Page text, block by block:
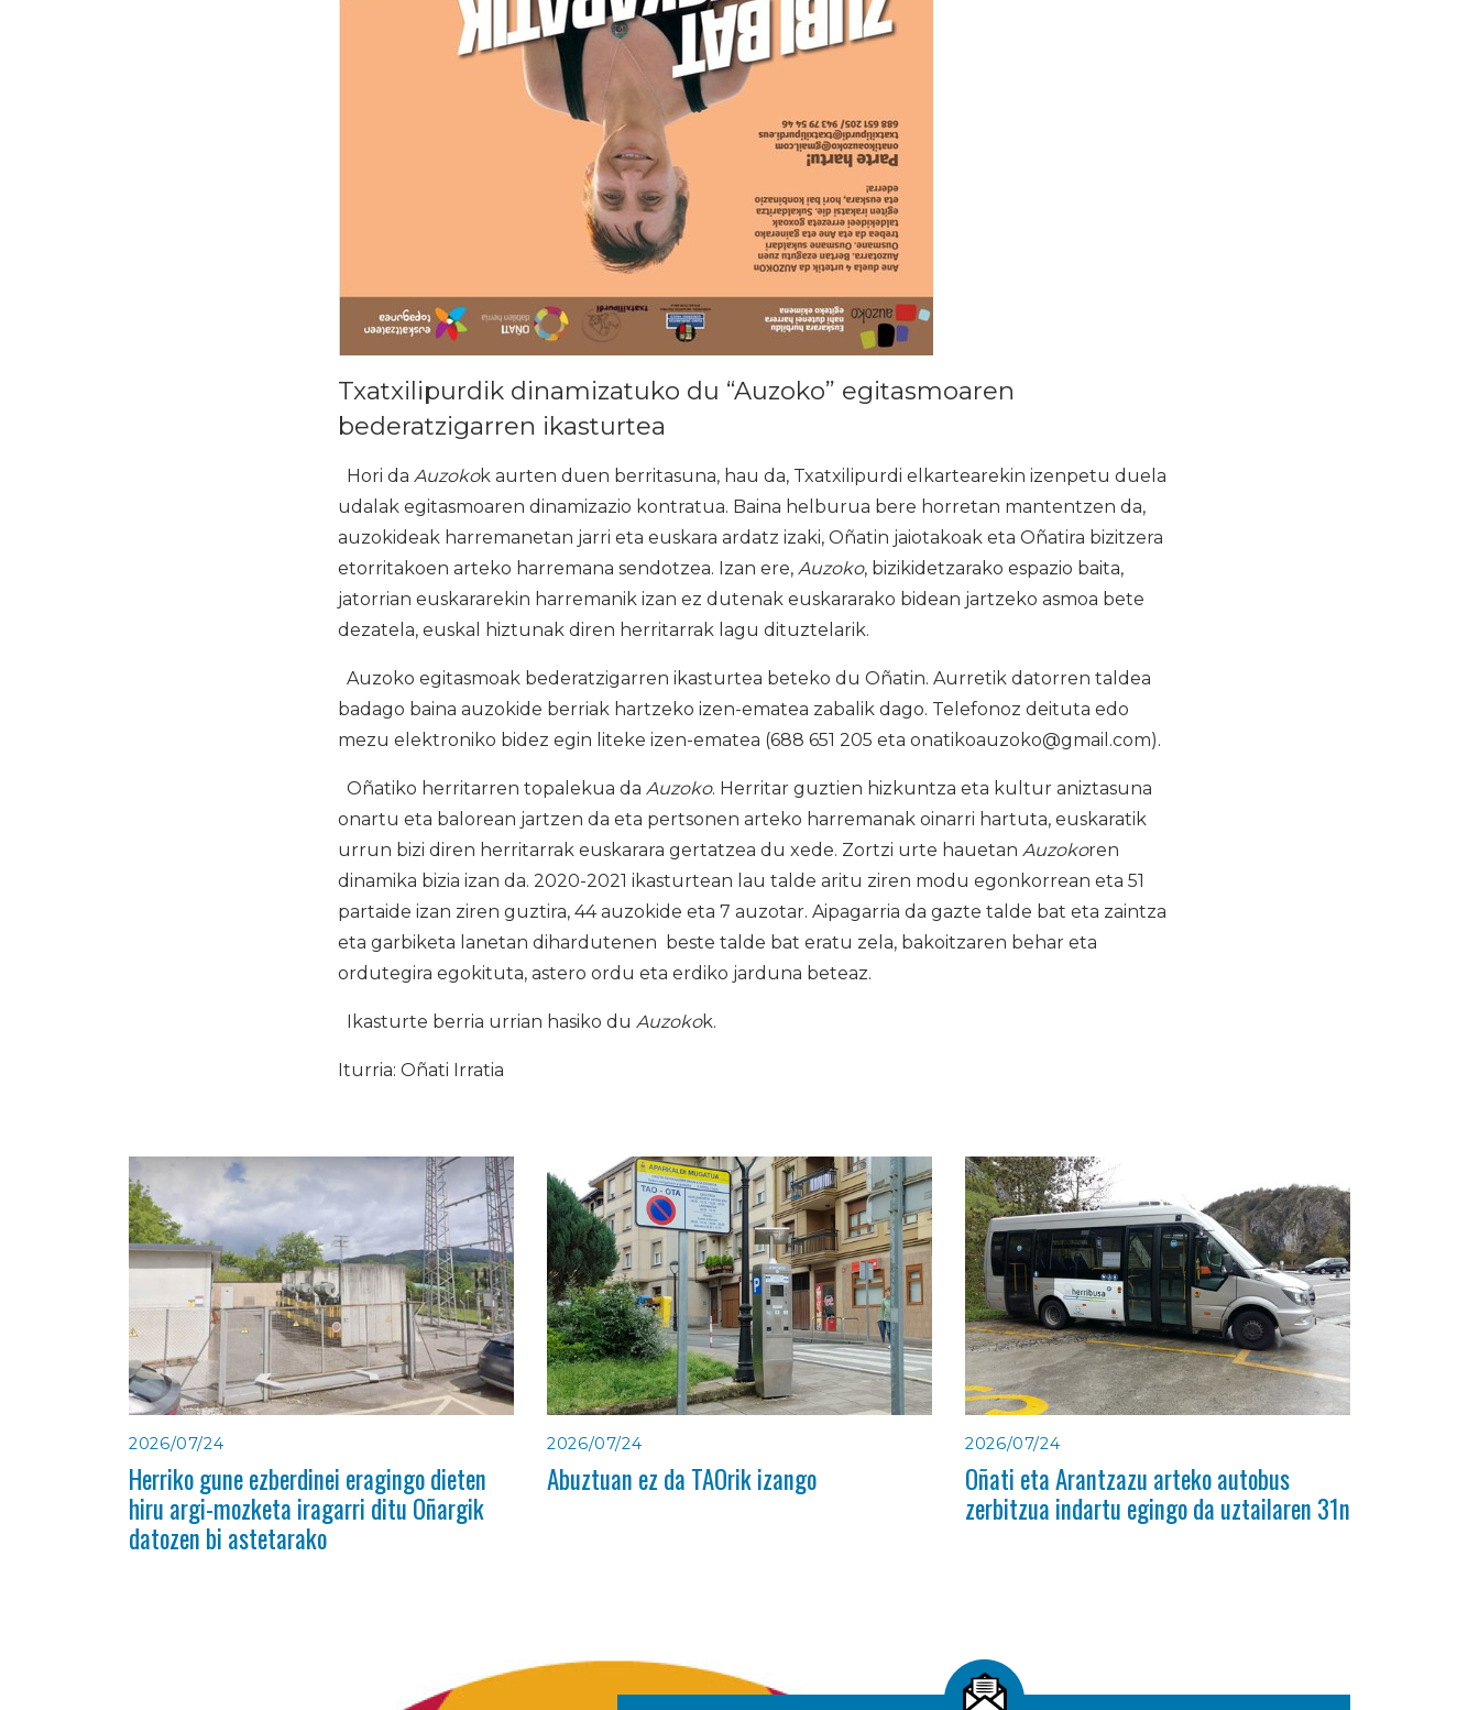
Txatxilipurdik dinamizatuko du “Auzoko” egitasmoaren
bederatzigarren ikasturtea
Hori da Auzokok aurten duen berritasuna, hau da, Txatxilipurdi elkartearekin izenpetu duela
udalak egitasmoaren dinamizazio kontratua. Baina helburua bere horretan mantentzen da,
auzokideak harremanetan jarri eta euskara ardatz izaki, Oñatin jaiotakoak eta Oñatira bizitzera
etorritakoen arteko harremana sendotzea. Izan ere, Auzoko, bizikidetzarako espazio baita,
jatorrian euskararekin harremanik izan ez dutenak euskararako bidean jartzeko asmoa bete
dezatela, euskal hiztunak diren herritarrak lagu dituztelarik.
Auzoko egitasmoak bederatzigarren ikasturtea beteko du Oñatin. Aurretik datorren taldea
badago baina auzokide berriak hartzeko izen-ematea zabalik dago. Telefonoz deituta edo
mezu elektroniko bidez egin liteke izen-ematea (688 651 205 eta onatikoauzoko@gmail.com).
Oñatiko herritarren topalekua da Auzoko. Herritar guztien hizkuntza eta kultur aniztasuna
onartu eta balorean jartzen da eta pertsonen arteko harremanak oinarri hartuta, euskaratik
urrun bizi diren herritarrak euskarara gertatzea du xede. Zortzi urte hauetan Auzokoren
dinamika bizia izan da. 2020-2021 ikasturtean lau talde aritu ziren modu egonkorrean eta 51
partaide izan ziren guztira, 44 auzokide eta 7 auzotar. Aipagarria da gazte talde bat eta zaintza
eta garbiketa lanetan dihardutenen beste talde bat eratu zela, bakoitzaren behar eta
ordutegira egokituta, astero ordu eta erdiko jarduna beteaz.
Ikasturte berria urrian hasiko du Auzokok.
Iturria: Oñati Irratia
2026/07/24
Herriko gune ezberdinei eragingo dieten
hiru argi-mozketa iragarri ditu Oñargik
datozen bi astetarako
2026/07/24
Abuztuan ez da TAOrik izango
2026/07/24
Oñati eta Arantzazu arteko autobus
zerbitzua indartu egingo da uztailaren 31n